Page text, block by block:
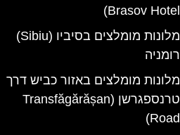
Brasov Hotel)
מלונות מומלצים בסיביו (Sibiu)
רומניה
מלונות מומלצים באזור כביש דרך
טרנספגרשן (Transfăgărășan
Road)